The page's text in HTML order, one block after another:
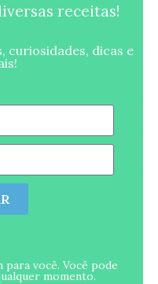
receitas!
curiosidades, dicas e
você. Você pode
momento.